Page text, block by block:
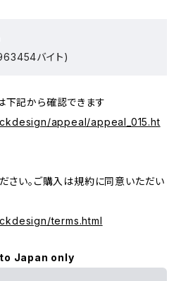
バイト)
記から確認できます
appeal/appeal_015.ht
さい。ご購入は規約に同意いただい
terms.html
Japan only